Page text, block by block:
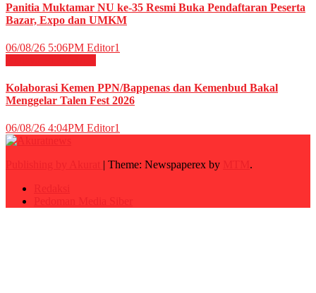
Panitia Muktamar NU ke-35 Resmi Buka Pendaftaran Peserta
Bazar, Expo dan UMKM
06/08/26 5:06PM Editor1
Kolaborasi Kemen PPN/Bappenas dan Kemenbud Bakal
Menggelar Talen Fest 2026
06/08/26 4:04PM Editor1
Theme: Newspaperex by
.